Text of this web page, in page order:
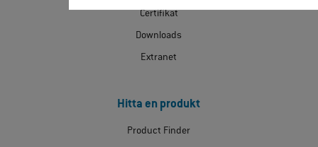
Certifikat
Downloads
Extranet
Hitta en produkt
Product Finder